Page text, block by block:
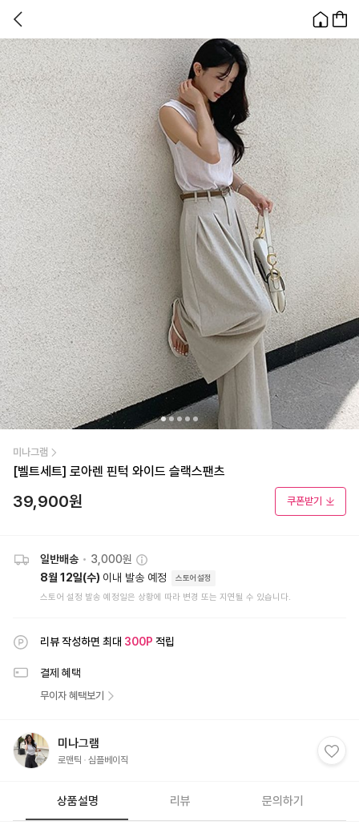
미나그램
[벨트세트] 로아렌 핀턱 와이드 슬랙스팬츠
39,900원 쿠폰받기
일반배송 • 3,000원
8월 12일(수) 이내 발송 예정 스토어설정
스토어 설정 발송 예정일은 상황에 따라 변경 또는 지연될 수 있습니다.
리뷰 작성하면 최대 300P 적립
결제 혜택
무이자 혜택보기
미나그램
로맨틱 심플베이직
상품설명 리뷰 문의하기